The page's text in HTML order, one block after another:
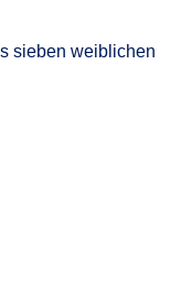
sieben weiblichen